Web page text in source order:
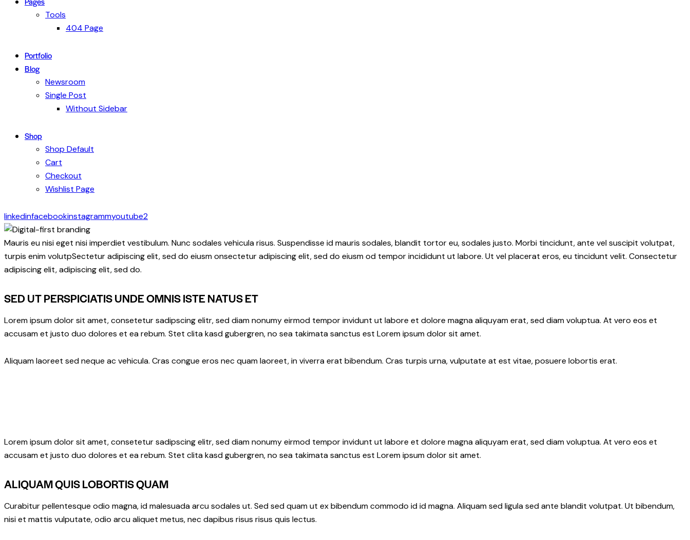
Tools
404 Page
Portfolio
Blog
Newsroom
Single Post
Without Sidebar
Shop
Shop Default
Cart
Checkout
Wishlist Page
linkedinfacebookinstagrammyoutube2
Mauris eu nisi eget nisi imperdiet vestibulum. Nunc sodales vehicula risus. Suspendisse id mauris sodales, blandit tortor eu, sodales justo. Morbi tincidunt, ante vel suscipit volutpat,
turpis enim volutpSectetur adipiscing elit, sed do eiusm onsectetur adipiscing elit, sed do eiusm od tempor incididunt ut labore. Ut vel placerat eros, eu tincidunt velit. Consectetur
adipiscing elit, adipiscing elit, sed do.
SED UT PERSPICIATIS UNDE OMNIS ISTE NATUS ET
Lorem ipsum dolor sit amet, consetetur sadipscing elitr, sed diam nonumy eirmod tempor invidunt ut labore et dolore magna aliquyam erat, sed diam voluptua. At vero eos et
accusam et justo duo dolores et ea rebum. Stet clita kasd gubergren, no sea takimata sanctus est Lorem ipsum dolor sit amet.
Aliquam laoreet sed neque ac vehicula. Cras congue eros nec quam laoreet, in viverra erat bibendum. Cras turpis urna, vulputate at est vitae, posuere lobortis erat.
Lorem ipsum dolor sit amet, consetetur sadipscing elitr, sed diam nonumy eirmod tempor invidunt ut labore et dolore magna aliquyam erat, sed diam voluptua. At vero eos et
accusam et justo duo dolores et ea rebum. Stet clita kasd gubergren, no sea takimata sanctus est Lorem ipsum dolor sit amet.
ALIQUAM QUIS LOBORTIS QUAM
Curabitur pellentesque odio magna, id malesuada arcu sodales ut. Sed sed quam ut ex bibendum commodo id id magna. Aliquam sed ligula sed ante blandit volutpat. Ut bibendum,
nisi et mattis vulputate, odio arcu aliquet metus, nec dapibus risus risus quis lectus.